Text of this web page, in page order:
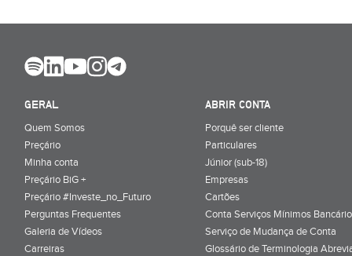
GERAL
Quem Somos
Preçário
Minha conta
Preçário BiG +
Preçário #Investe_no_Futuro
Perguntas Frequentes
Galeria de Vídeos
Carreiras
ABRIR CONTA
Porquê ser cliente
Particulares
Júnior (sub-18)
Empresas
Cartões
Conta Serviços Mínimos
Serviço de Mudança de Conta
Glossário de Terminologia